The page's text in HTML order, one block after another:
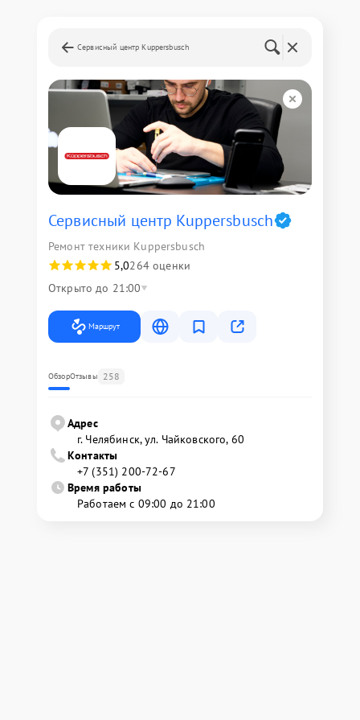
Сервисный центр Kuppersbusch
Сервисный центр Kuppersbusch
Ремонт техники Kuppersbusch
5,0264 оценки
Открыто до 21:00
Маршрут
ОбзорОтзывы 258
Адрес
г. Челябинск, ул. Чайковского, 60
Контакты
+7 (351) 200-72-67
Время работы
Работаем с 09:00 до 21:00